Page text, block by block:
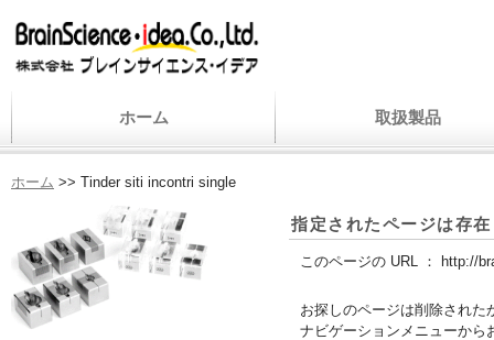
ホーム 取扱製品
ホーム >> Tinder siti incontri single
指定されたページは存
このページの URL ： http://
お探しのページは削除された
ナビゲーションメニューから